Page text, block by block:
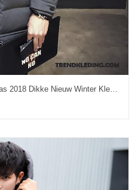
Donsjas Heren Lang Katoenen Jas 2018 Dikke Nieuw Winter Kleding Grijs